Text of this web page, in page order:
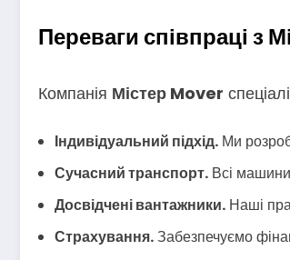
Переваги співпраці з
Компанія Містер Mover
Індивідуальний підхід. Ми
Сучасний транспорт. Всі
Досвідчені вантажники. Наші
Страхування.Забезпечуємо